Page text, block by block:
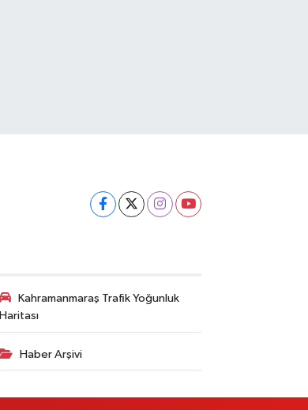
Kahramanmaraş Trafik Yoğunluk
Haritası
Haber Arşivi